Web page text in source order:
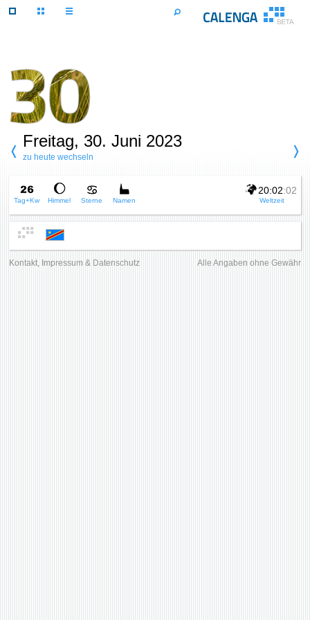
Freitag, 30. Juni 2023
zu heute wechseln
Tag+Kw Himmel Sterne Namen
20:02:02
Weltzeit
Alle Angaben ohne Gewähr
Kontakt, Impressum & Datenschutz